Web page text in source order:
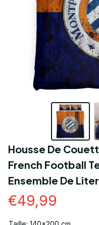
Housse De
French Football
Ensemble De
€49,99